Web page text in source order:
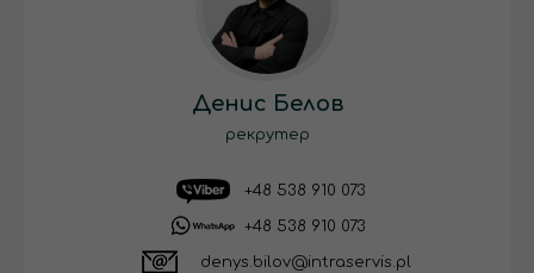
Денис Белов
рекрутер
+48 538 910 073
+48 538 910 073
denys.bilov@intraservis.pl